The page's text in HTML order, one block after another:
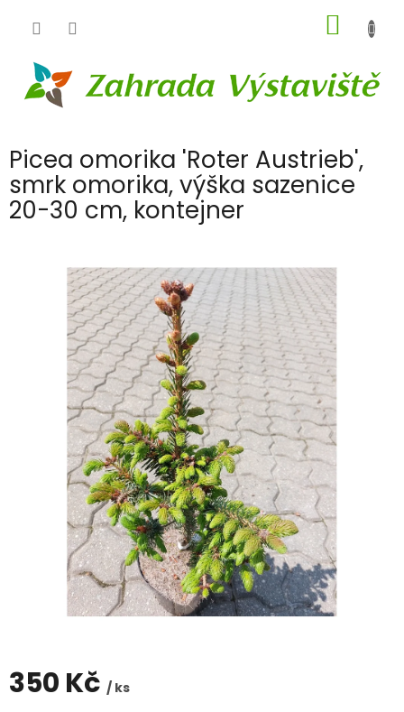
KOŠÍK
Picea omorika 'Roter Austrieb',
smrk omorika, výška sazenice
20-30 cm, kontejner
350 Kč / ks